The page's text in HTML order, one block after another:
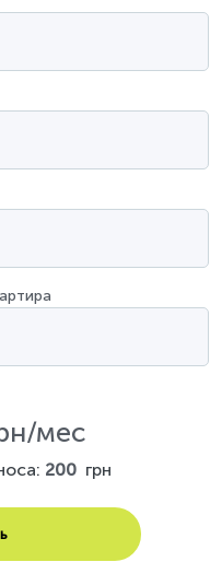
мес
200 грн